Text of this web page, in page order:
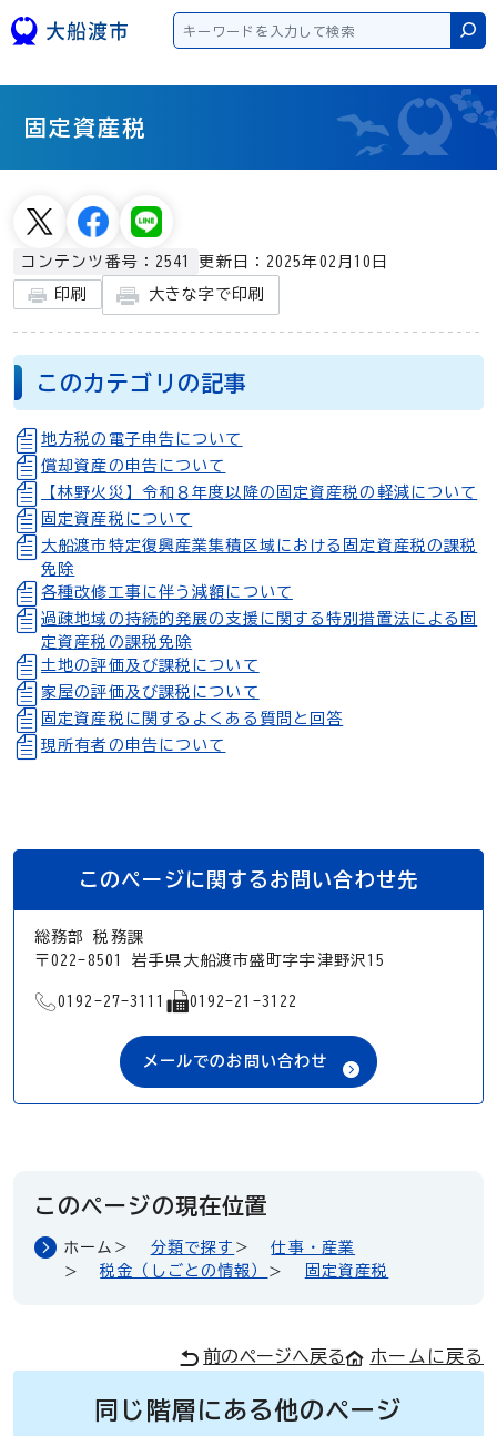
検索
固定資産税
コンテンツ番号：2541 更新日：2025年02月10日
印刷 大きな字で印刷
このカテゴリの記事
地方税の電子申告について
償却資産の申告について
【林野火災】令和８年度以降の固定資産税の軽減について
固定資産税について
大船渡市特定復興産業集積区域における固定資産税の課税
免除
各種改修工事に伴う減額について
過疎地域の持続的発展の支援に関する特別措置法による固
定資産税の課税免除
土地の評価及び課税について
家屋の評価及び課税について
固定資産税に関するよくある質問と回答
現所有者の申告について
このページに関するお問い合わせ先
総務部 税務課
〒022-8501 岩手県大船渡市盛町字宇津野沢15
TEL
0192-27-3111 FAX
0192-21-3122
メールでのお問い合わせ
このページの現在位置
ホーム 分類で探す
仕事・産業
税金（しごとの情報）
固定資産税
前のページへ戻る ホームに戻る
同じ階層にある他のページ